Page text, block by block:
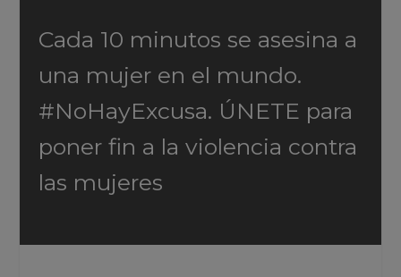
Cada 10 minutos se asesina a
una mujer en el mundo.
#NoHayExcusa. ÚNETE para
poner fin a la violencia contra
las mujeres